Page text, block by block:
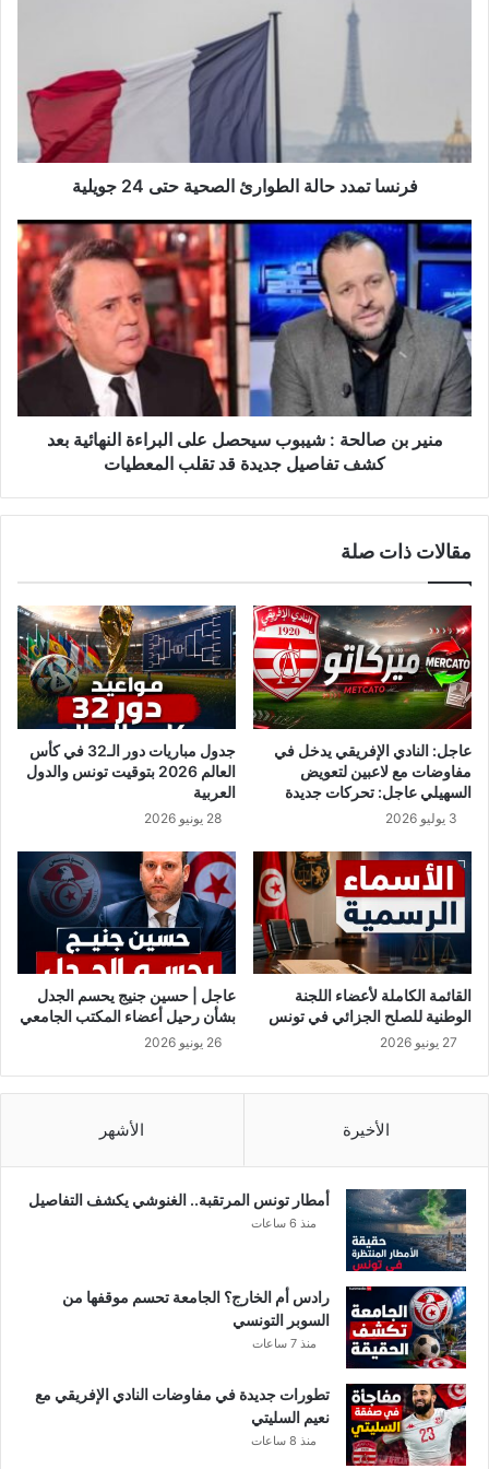
د
د
ل
ة
ل
ط
و
ر
ئ
ة
ى
2
4
ج
و
ي
ل
ي
ة
فرنسا تمدد حالة الطوارئ الصحية حتى 24 جويلية
م
ن
ر
ب
ن
ص
ا
ل
ب
س
ي
ح
ص
ل
ل
ى
ب
ر
ا
ا
ل
ن
ئ
ع
د
ك
ش
ف
ف
ص
ل
ج
د
منير بن صالحة : شيبوب سيحصل على البراءة النهائية بعد
كشف تفاصيل جديدة قد تقلب المعطيات
مقالات ذات صلة
عاجل: النادي الإفريقي يدخل في
مفاوضات مع لاعبين لتعويض
السهيلي عاجل: تحركات جديدة
3 يوليو 2026
جدول مباريات دور الـ32 في كأس
العالم 2026 بتوقيت تونس والدول
العربية
28 يونيو 2026
القائمة الكاملة لأعضاء اللجنة
الوطنية للصلح الجزائي في تونس
27 يونيو 2026
عاجل | حسين جنيج يحسم الجدل
بشأن رحيل أعضاء المكتب الجامعي
26 يونيو 2026
الأخيرة الأشهر
أمطار تونس المرتقبة.. الغنوشي يكشف التفاصيل
منذ 6 ساعات
رادس أم الخارج؟ الجامعة تحسم موقفها من
السوبر التونسي
منذ 7 ساعات
تطورات جديدة في مفاوضات النادي الإفريقي مع
نعيم السليتي
منذ 8 ساعات